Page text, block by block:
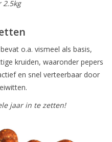
2.5kg
o.a. vismeel als basis,
kruiden, waaronder pepers
en snel verteerbaar door
jaar in te zetten!